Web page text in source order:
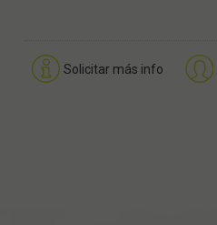
Solicitar más info